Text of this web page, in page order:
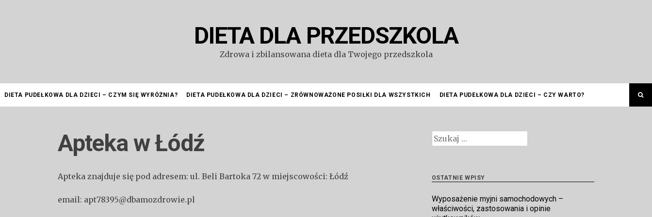
DIETA DLA PRZEDSZKOLA
Zdrowa i zbilansowana dieta dla Twojego przedszkola
DIETA PUDEŁKOWA DLA DZIECI – CZYM SIĘ WYRÓŻNIA? DIETA PUDEŁKOWA DLA DZIECI – ZRÓWNOWAŻONE POSIŁKI DLA WSZYSTKICH DIETA PUDEŁKOWA DLA DZIECI – CZY WARTO?
Apteka w Łódź
Apteka znajduje się pod adresem: ul. Beli Bartoka 72 w miejscowości: Łódź
email: apt78395@dbamozdrowie.pl
Szukaj:
OSTATNIE WPISY
Wyposażenie myjni samochodowych –
właściwości, zastosowania i opinie